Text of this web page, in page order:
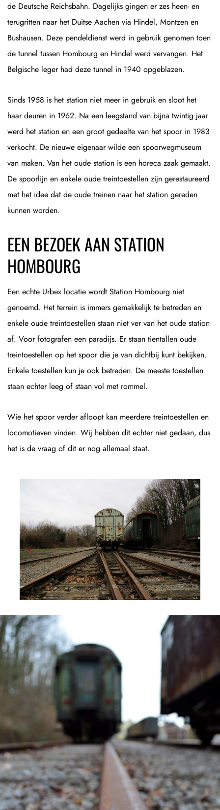
de Deutsche Reichsbahn. Dagelijks gingen er zes heen- en
terugritten naar het Duitse Aachen via Hindel, Montzen en
Bushausen. Deze pendeldienst werd in gebruik genomen toen
de tunnel tussen Hombourg en Hindel werd vervangen. Het
Belgische leger had deze tunnel in 1940 opgeblazen.
Sinds 1958 is het station niet meer in gebruik en sloot het
haar deuren in 1962. Na een leegstand van bijna twintig jaar
werd het station en een groot gedeelte van het spoor in 1983
verkocht. De nieuwe eigenaar wilde een spoorwegmuseum
van maken. Van het oude station is een horeca zaak gemaakt.
De spoorlijn en enkele oude treintoestellen zijn gerestaureerd
met het idee dat de oude treinen naar het station gereden
kunnen worden.
EEN BEZOEK AAN STATION
HOMBOURG
Een echte Urbex locatie wordt Station Hombourg niet
genoemd. Het terrein is immers gemakkelijk te betreden en
enkele oude treintoestellen staan niet ver van het oude station
af. Voor fotografen een paradijs. Er staan tientallen oude
treintoestellen op het spoor die je van dichtbij kunt bekijken.
Enkele toestellen kun je ook betreden. De meeste toestellen
staan echter leeg of staan vol met rommel.
Wie het spoor verder afloopt kan meerdere treintoestellen en
locomotieven vinden. Wij hebben dit echter niet gedaan, dus
het is de vraag of dit er nog allemaal staat.